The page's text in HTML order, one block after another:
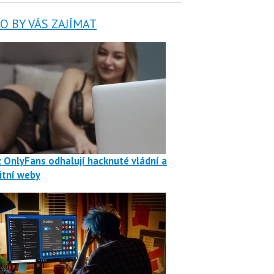
BY VÁS ZAJÍMAT
OnlyFans odhalují hacknuté vládní a
weby